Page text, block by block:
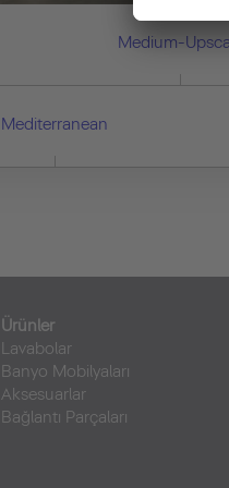
Medium-
Mediterranean
Ürünler
Lavabolar
Banyo Mobilyaları
Aksesuarlar
Bağlantı Parçaları